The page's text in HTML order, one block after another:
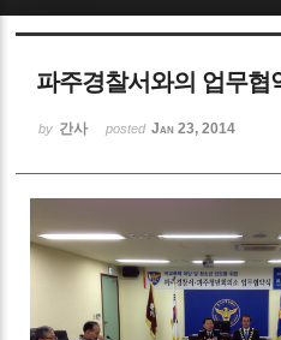
파주경찰서와의 업무협
by 간사 posted Jan 23, 2014
Sketchbook5, 스
Sketchbook5,